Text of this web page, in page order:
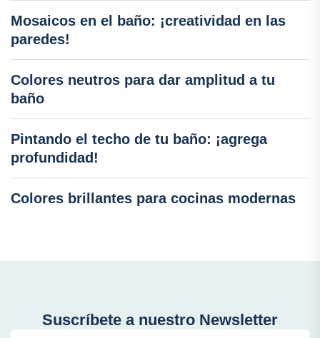
Mosaicos en el baño: ¡creatividad en las
paredes!
Colores neutros para dar amplitud a tu
baño
Pintando el techo de tu baño: ¡agrega
profundidad!
Colores brillantes para cocinas modernas
Suscríbete a nuestro Newsletter